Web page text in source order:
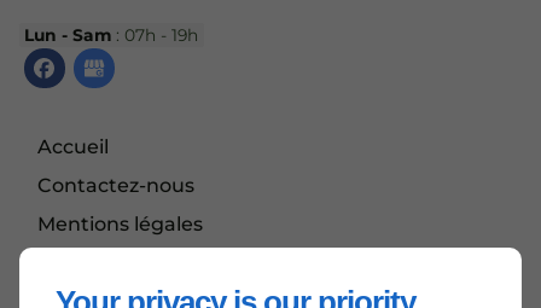
Lun - Sam : 07h - 19h
Accueil
Contactez-nous
Mentions légales